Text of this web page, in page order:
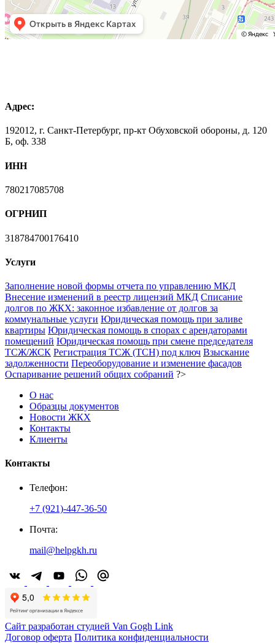
Адрес:
192012, г. Санкт-Петербург, пр-кт Обуховской обороны, д. 120
Б, оф. 338
ИНН
780217085708
ОГРНИП
318784700176410
Услуги
Заполнение новой формы отчета по управлению МКД
Внесение изменений в реестр лицензий МКД Списание
долгов по ЖКХ: законное избавление от долгов за
коммунальные услуги Юридическая помощь при заливе
квартиры Юридическая помощь в спорах с арендаторами
помещений Юридическая помощь при смене председателя
ТСЖ/ЖСК Регистрация ТСЖ (ТСН) под ключ Взыскание
задолженности Переоборудование и изменение фасадов
Оспаривание решений общих собраний ?>
О нас
Образцы документов
Новости ЖКХ
Контакты
Клиенты
Контакты
Телефон:
+7 (921)-447-36-50
Почта:
mail@helpgkh.ru
Сайт разработан студией Van Gogh Link
Договор оферта Политика конфиденциальности